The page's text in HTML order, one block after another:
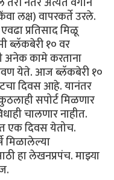
लक्ष) वापरकर्ते उरले.
प्रतिसाद मिळू
ब्लॅकबेरी १० वर
अनेक कामे करताना
येते. आज ब्लॅकबेरी १०
दिवस आहे. यानंतर
सपोर्ट मिळणार
चालणार नाहीत.
एक दिवस येतोच.
मिळालेल्या
हा लेखनप्रपंच. माझ्या